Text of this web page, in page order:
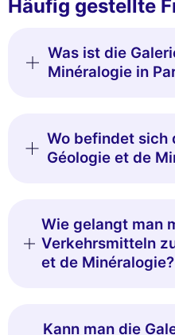
Häufig gestellte
Was ist die
Minéralogie in
Wo befindet sich
Géologie et de
Wie gelangt man
Verkehrsmitteln
et de Minéralogie?
Kann man die